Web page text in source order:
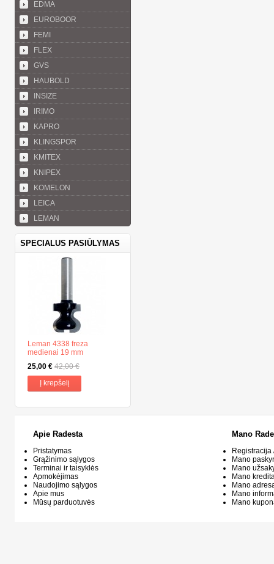
EDMA
EUROBOOR
FEMI
FLEX
GVS
HAUBOLD
INSIZE
IRIMO
KAPRO
KLINGSPOR
KMITEX
KNIPEX
KOMELON
LEICA
LEMAN
SPECIALUS PASIŪLYMAS
Leman 4338 freza
medienai 19 mm
25,00 € 42,00 €
Į krepšelį
Apie Radesta
Pristatymas
Grąžinimo sąlygos
Terminai ir taisyklės
Apmokėjimas
Naudojimo sąlygos
Apie mus
Mūsų parduotuvės
Mano
Mano
Mano
Mano
Mano
Mano
Mano